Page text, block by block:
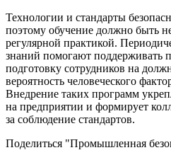
Технологии и стандарты
поэтому обучение должно быть
регулярной практикой.
знаний помогают поддерживать
подготовку сотрудников на
вероятность человеческого
Внедрение таких программ
на предприятии и формирует
за соблюдение стандартов.
Поделиться "Промышленная